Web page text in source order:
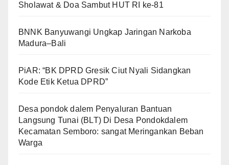
Sholawat & Doa Sambut HUT RI ke-81
BNNK Banyuwangi Ungkap Jaringan Narkoba
Madura–Bali
PiAR: “BK DPRD Gresik Ciut Nyali Sidangkan
Kode Etik Ketua DPRD”
Desa pondok dalem Penyaluran Bantuan
Langsung Tunai (BLT) Di Desa Pondokdalem
Kecamatan Semboro: sangat Meringankan Beban
Warga